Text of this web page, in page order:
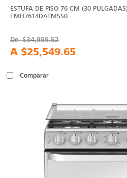
ESTUFA DE PISO 76 CM (30
EMH7614DATMSS0
De$34,999.52
A $25,549.65
Comparar